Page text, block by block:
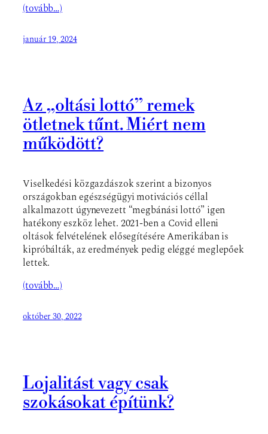
(tovább…)
január 19, 2024
Az „oltási lottó” remek
ötletnek tűnt. Miért nem
működött?
Viselkedési közgazdászok szerint a bizonyos
országokban egészségügyi motivációs céllal
alkalmazott úgynevezett “megbánási lottó” igen
hatékony eszköz lehet. 2021-ben a Covid elleni
oltások felvételének elősegítésére Amerikában is
kipróbálták, az eredmények pedig eléggé meglepőek
lettek.
(tovább…)
október 30, 2022
Lojalitást vagy csak
szokásokat építünk?